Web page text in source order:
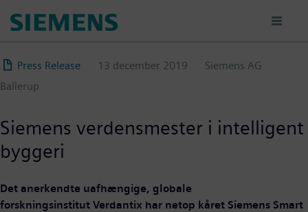
Press Release
13 december 2019
Siemens AG
Ballerup
Siemens verdensmester i intelligent
byggeri
Det anerkendte uafhængige, globale
forskningsinstitut Verdantix har netop kåret Siemens Smart